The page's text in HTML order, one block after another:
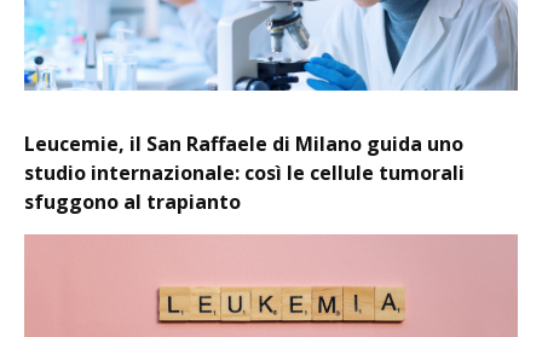
Leucemie, il San Raffaele di Milano guida uno
studio internazionale: così le cellule tumorali
sfuggono al trapianto